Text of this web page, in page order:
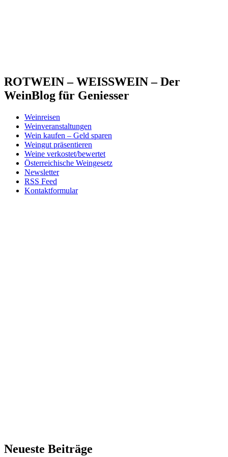
ROTWEIN – WEISSWEIN – Der
WeinBlog für Geniesser
Weinreisen
Weinveranstaltungen
Wein kaufen – Geld sparen
Weingut präsentieren
Weine verkostet/bewertet
Österreichische Weingesetz
Newsletter
RSS Feed
Kontaktformular
Neueste Beiträge